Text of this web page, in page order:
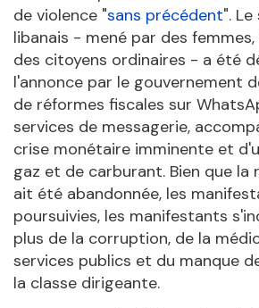
de violence "sans précédent".
libanais - mené par des
des citoyens ordinaires - a été
l'annonce par le gouvernement
de réformes fiscales sur
services de messagerie,
crise monétaire imminente et
gaz et de carburant. Bien que la
ait été abandonnée, les
poursuivies, les manifestants
plus de la corruption, de la
services publics et du manque
la classe dirigeante.